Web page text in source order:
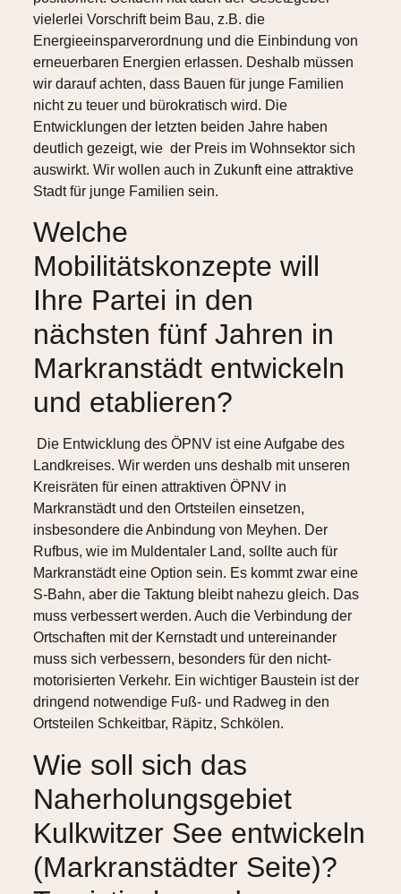
vielerlei Vorschrift beim Bau, z.B. die
Energieeinsparverordnung und die Einbindung von
erneuerbaren Energien erlassen. Deshalb müssen
wir darauf achten, dass Bauen für junge Familien
nicht zu teuer und bürokratisch wird. Die
Entwicklungen der letzten beiden Jahre haben
deutlich gezeigt, wie der Preis im Wohnsektor sich
auswirkt. Wir wollen auch in Zukunft eine attraktive
Stadt für junge Familien sein.
Welche
Mobilitätskonzepte will
Ihre Partei in den
nächsten fünf Jahren in
Markranstädt entwickeln
und etablieren?
Die Entwicklung des ÖPNV ist eine Aufgabe des
Landkreises. Wir werden uns deshalb mit unseren
Kreisräten für einen attraktiven ÖPNV in
Markranstädt und den Ortsteilen einsetzen,
insbesondere die Anbindung von Meyhen. Der
Rufbus, wie im Muldentaler Land, sollte auch für
Markranstädt eine Option sein. Es kommt zwar eine
S-Bahn, aber die Taktung bleibt nahezu gleich. Das
muss verbessert werden. Auch die Verbindung der
Ortschaften mit der Kernstadt und untereinander
muss sich verbessern, besonders für den nicht-
motorisierten Verkehr. Ein wichtiger Baustein ist der
dringend notwendige Fuß- und Radweg in den
Ortsteilen Schkeitbar, Räpitz, Schkölen.
Wie soll sich das
Naherholungsgebiet
Kulkwitzer See entwickeln
(Markranstädter Seite)?